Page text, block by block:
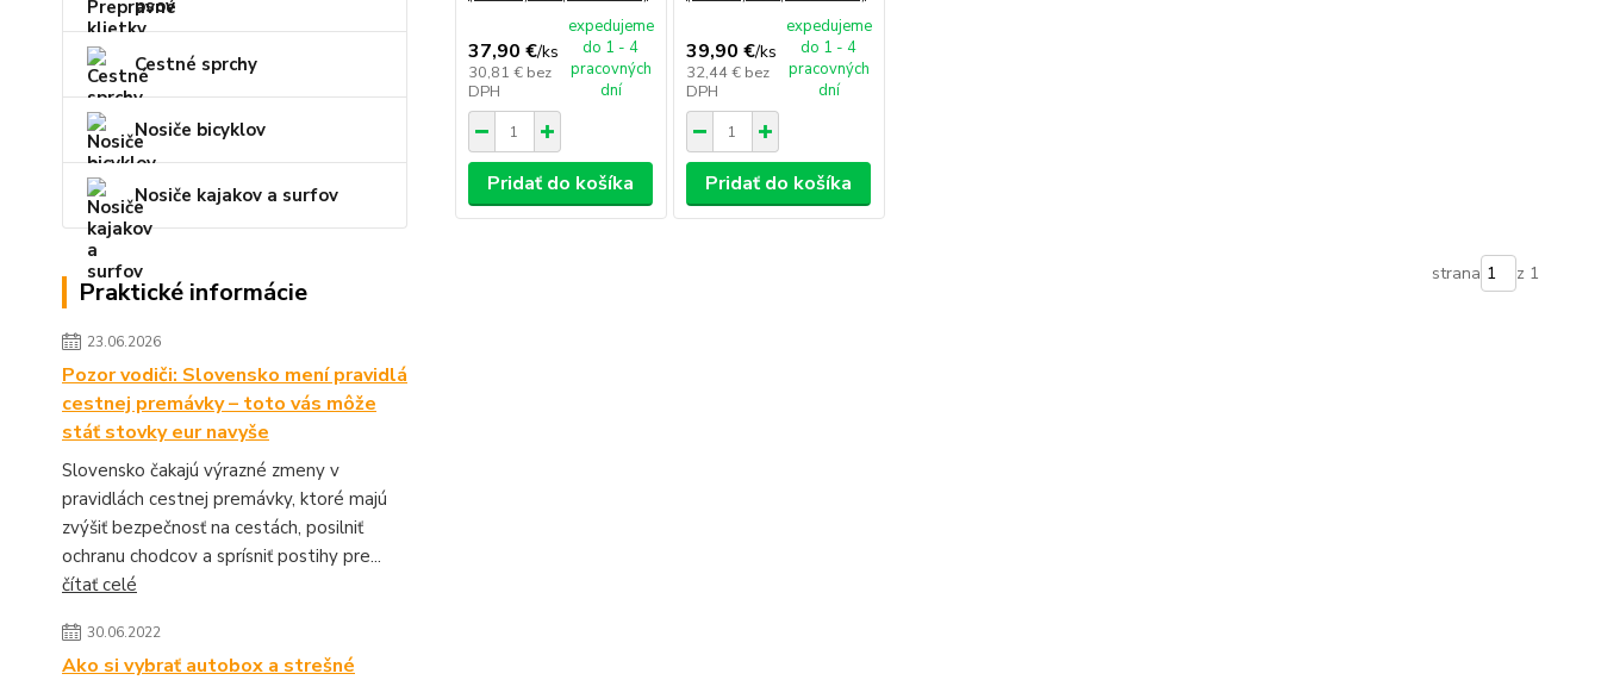
psov
Cestné sprchy
Nosiče bicyklov
Nosiče kajakov a surfov
Praktické informácie
23.06.2026
Pozor vodiči: Slovensko mení pravidlá
cestnej premávky – toto vás môže
stáť stovky eur navyše
Slovensko čakajú výrazné zmeny v
pravidlách cestnej premávky, ktoré majú
zvýšiť bezpečnosť na cestách, posilniť
ochranu chodcov a sprísniť postihy pre...
čítať celé
30.06.2022
Ako si vybrať autobox a strešné
37,90 €/ks
30,81 € bez
DPH
expedujeme
do 1 - 4
pracovných
dní
Pridať do košíka
39,90 €/ks
32,44 € bez
DPH
expedujeme
do 1 - 4
pracovných
dní
Pridať do košíka
strana z 1